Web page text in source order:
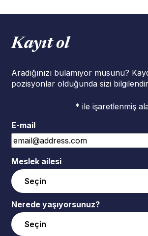
Kayıt ol
Aradığınızı bulamıyor musunu?
pozisyonlar olduğunda sizi
* ile işaretlenmiş
E-mail
Meslek ailesi
Nerede yaşıyorsunuz?